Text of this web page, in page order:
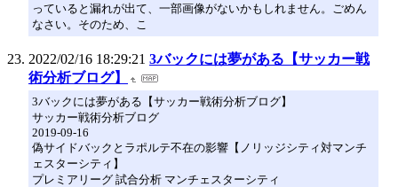
っていると漏れが出て、一部画像がないかもしれません。ごめん
なさい。そのため、こ
2022/02/16 18:29:21 3バックには夢がある【サッカー戦
術分析ブログ】
3バックには夢がある【サッカー戦術分析ブログ】
サッカー戦術分析ブログ
2019-09-16
偽サイドバックとラポルテ不在の影響【ノリッジシティ対マンチ
ェスターシティ】
プレミアリーグ 試合分析 マンチェスターシティ